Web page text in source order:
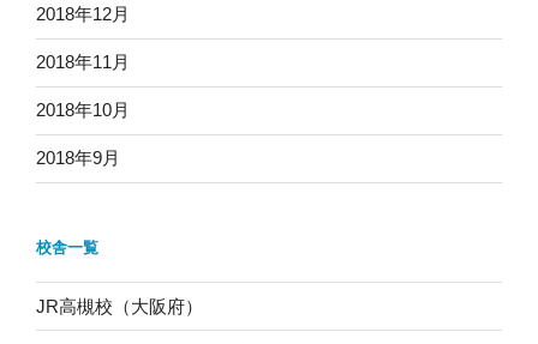
2018年12月
2018年11月
2018年10月
2018年9月
校舎一覧
JR高槻校（大阪府）